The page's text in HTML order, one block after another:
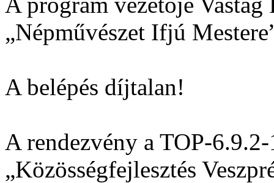
„Népművészet Ifjú
A belépés díjtalan!
A rendezvény a TOP-
„Közösségfejlesztés